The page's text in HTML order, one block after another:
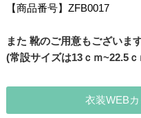
【商品番号】ZFB0017
また 靴のご用意もございま
(常設サイズは13ｃｍ~22.5
衣装WEB